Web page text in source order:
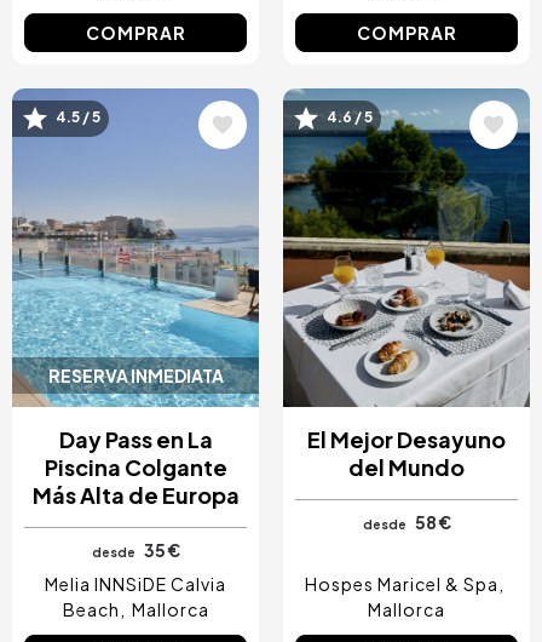
COMPRAR COMPRAR
RESERVA INMEDIATA
Image
4.5 / 5
Day Pass en La
Piscina Colgante
Más Alta de Europa
desde
35 €
Melia INNSiDE Calvia
Beach
Mallorca
Image
4.6 / 5
El Mejor Desayuno
del Mundo
desde 58 €
Hospes Maricel & Spa
Mallorca